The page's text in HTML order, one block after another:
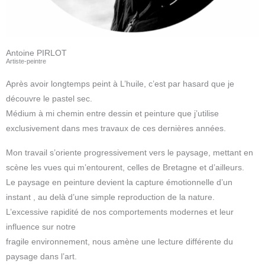
Antoine PIRLOT
Artiste-peintre
Après avoir longtemps peint à L’huile, c’est par hasard que je
découvre le pastel sec.
Médium à mi chemin entre dessin et peinture que j’utilise
exclusivement dans mes travaux de ces dernières années.
Mon travail s’oriente progressivement vers le paysage, mettant en
scène les vues qui m’entourent, celles de Bretagne et d’ailleurs.
Le paysage en peinture devient la capture émotionnelle d’un
instant , au delà d’une simple reproduction de la nature.
L’excessive rapidité de nos comportements modernes et leur
influence sur notre
fragile environnement, nous amène une lecture différente du
paysage dans l’art.